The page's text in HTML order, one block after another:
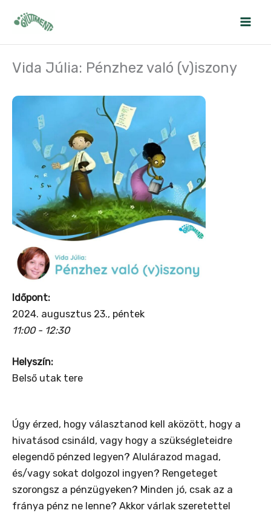
Vida Júlia: Pénzhez való (v)iszony
Időpont:
2024. augusztus 23., péntek
11:00 - 12:30
Helyszín:
Belső utak tere
Úgy érzed, hogy választanod kell aközött, hogy a
hivatásod csináld, vagy hogy a szükségleteidre
elegendő pénzed legyen? Alulárazod magad,
és/vagy sokat dolgozol ingyen? Rengeteget
szorongsz a pénzügyeken? Minden jó, csak az a
fránya pénz ne lenne? Akkor várlak szeretettel